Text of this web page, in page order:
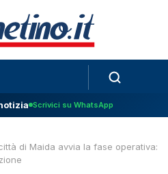
Scrivici su WhatsApp
di Maida avvia la fase operativa: